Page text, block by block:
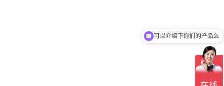
你们是怎么收费的呢